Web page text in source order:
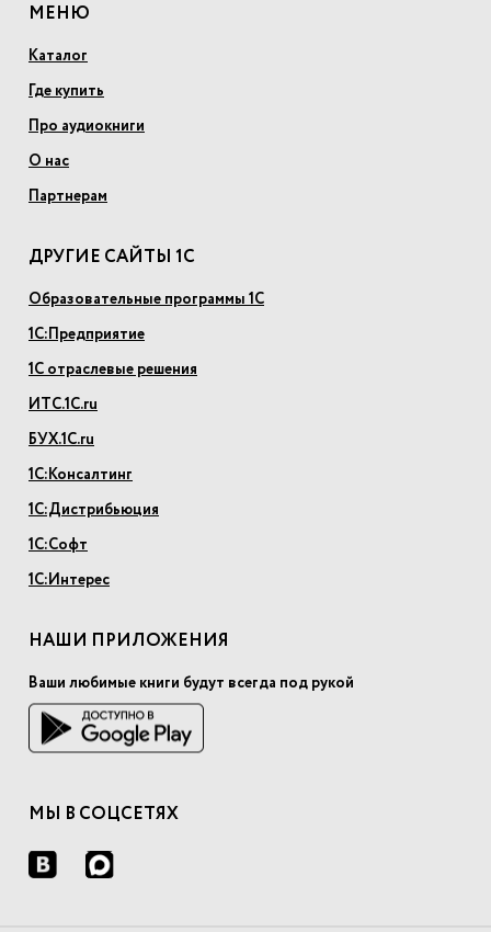
МЕНЮ
Каталог
Где купить
Про аудиокниги
О нас
Партнерам
ДРУГИЕ САЙТЫ 1С
Образовательные программы 1С
1С:Предприятие
1С отраслевые решения
ИТС.1С.ru
БУХ.1С.ru
1С:Консалтинг
1С:Дистрибьюция
1С:Софт
1С:Интерес
НАШИ ПРИЛОЖЕНИЯ
Ваши любимые книги будут всегда под рукой
МЫ В СОЦСЕТЯХ